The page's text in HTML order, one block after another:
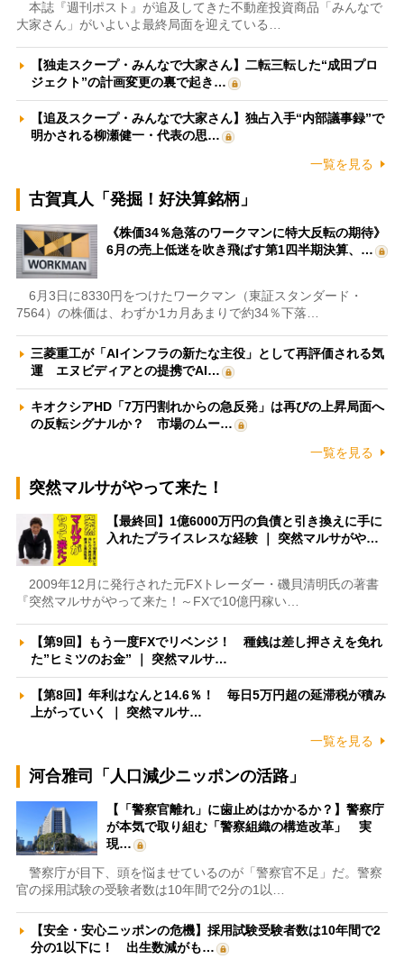
本誌『週刊ポスト』が追及してきた不動産投資商品「みんなで
大家さん」がいよいよ最終局面を迎えている…
【独走スクープ・みんなで大家さん】二転三転した“成田プロ
ジェクト”の計画変更の裏で起き…
【追及スクープ・みんなで大家さん】独占入手“内部議事録”で
明かされる柳瀬健一・代表の思…
一覧を見る
古賀真人「発掘！好決算銘柄」
《株価34％急落のワークマンに特大反転の期待》
6月の売上低迷を吹き飛ばす第1四半期決算、…
6月3日に8330円をつけたワークマン（東証スタンダード・
7564）の株価は、わずか1カ月あまりで約34％下落…
三菱重工が「AIインフラの新たな主役」として再評価される気
運 エヌビディアとの提携でAI…
キオクシアHD「7万円割れからの急反発」は再びの上昇局面へ
の反転シグナルか？ 市場のムー…
一覧を見る
突然マルサがやって来た！
【最終回】1億6000万円の負債と引き換えに手に
入れたプライスレスな経験 ｜ 突然マルサがや…
2009年12月に発行された元FXトレーダー・磯貝清明氏の著書
『突然マルサがやって来た！～FXで10億円稼い…
【第9回】もう一度FXでリベンジ！ 種銭は差し押さえを免れ
た”ヒミツのお金” ｜ 突然マルサ…
【第8回】年利はなんと14.6％！ 毎日5万円超の延滞税が積み
上がっていく ｜ 突然マルサ…
一覧を見る
河合雅司「人口減少ニッポンの活路」
【「警察官離れ」に歯止めはかかるか？】警察庁
が本気で取り組む「警察組織の構造改革」 実
現…
警察庁が目下、頭を悩ませているのが「警察官不足」だ。警察
官の採用試験の受験者数は10年間で2分の1以…
【安全・安心ニッポンの危機】採用試験受験者数は10年間で2
分の1以下に！ 出生数減がも…